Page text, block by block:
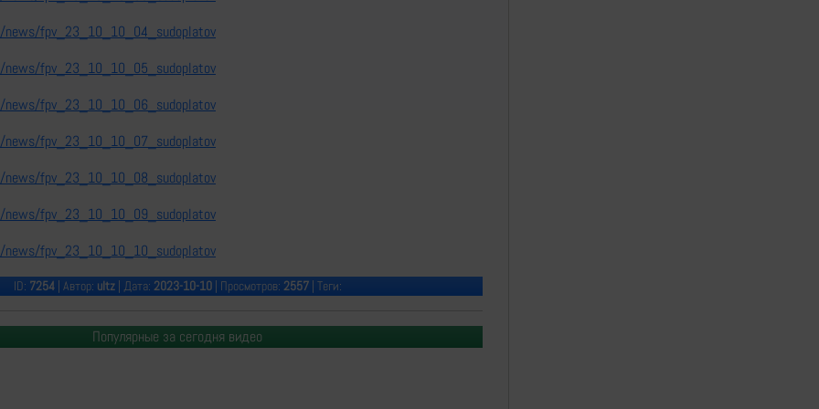
fpv_23_10_10_04_sudoplatov
fpv_23_10_10_05_sudoplatov
fpv_23_10_10_06_sudoplatov
fpv_23_10_10_07_sudoplatov
fpv_23_10_10_08_sudoplatov
fpv_23_10_10_09_sudoplatov
fpv_23_10_10_10_sudoplatov
ID: 7254| Автор: ultz| Дата: 2023-10-10| Просмотров: 2557| Теги:
Популярные за сегодня видео